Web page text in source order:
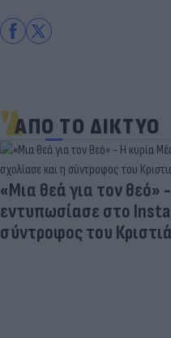
ΑΠΟ ΤΟ ΔΙΚΤΥΟ
«Μια θεά για τον θεό»
εντυπωσίασε στο
σύντροφος του